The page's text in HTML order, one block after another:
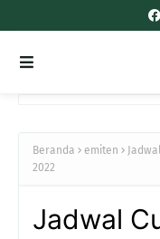
Beranda emiten
2022
Jadwal